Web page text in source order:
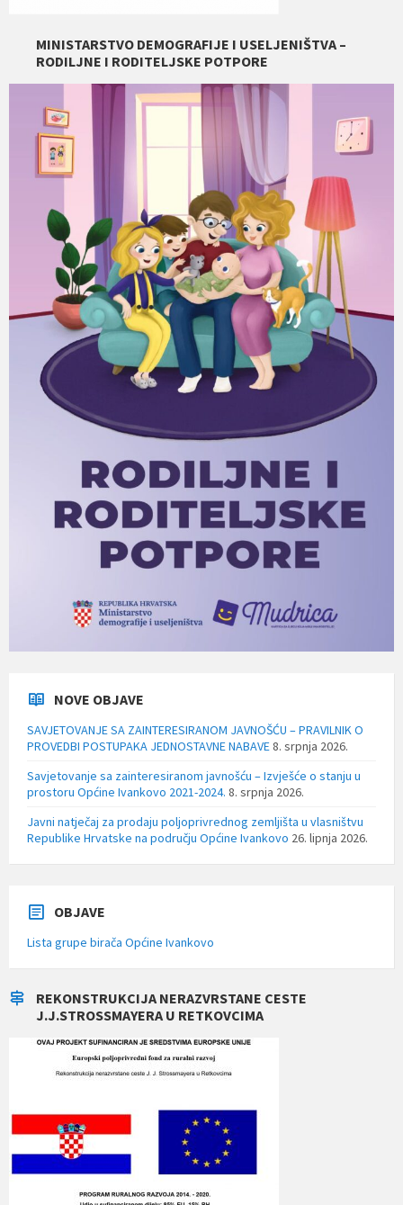
MINISTARSTVO DEMOGRAFIJE I USELJENIŠTVA –
RODILJNE I RODITELJSKE POTPORE
NOVE OBJAVE
SAVJETOVANJE SA ZAINTERESIRANOM JAVNOŠĆU – PRAVILNIK O
PROVEDBI POSTUPAKA JEDNOSTAVNE NABAVE8. srpnja 2026.
Savjetovanje sa zainteresiranom javnošću – Izvješće o stanju u
prostoru Općine Ivankovo 2021-2024. 8. srpnja 2026.
Javni natječaj za prodaju poljoprivrednog zemljišta u vlasništvu
Republike Hrvatske na području Općine Ivankovo 26. lipnja 2026.
OBJAVE
Lista grupe birača Općine Ivankovo
REKONSTRUKCIJA NERAZVRSTANE CESTE
J.J.STROSSMAYERA U RETKOVCIMA